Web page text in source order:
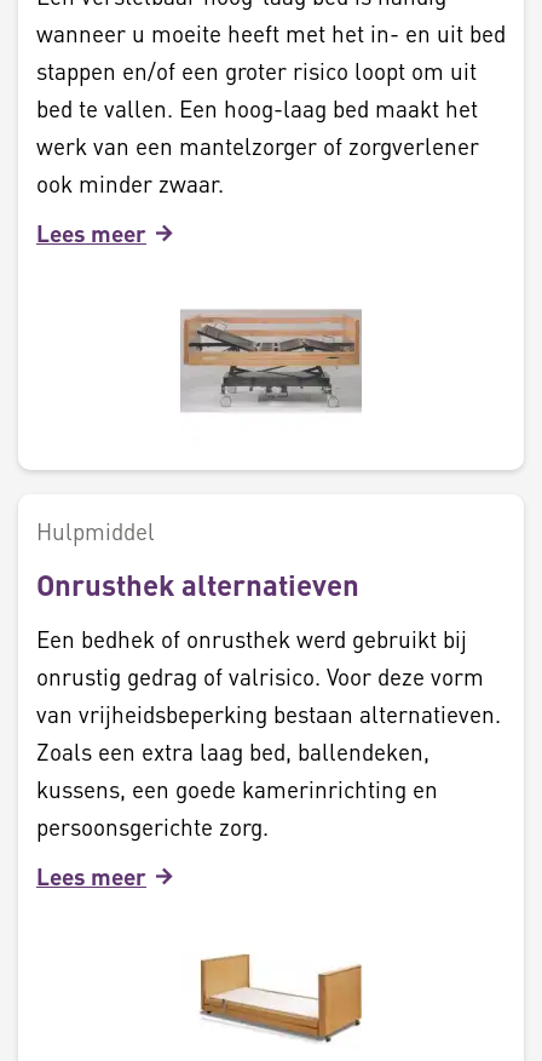
wanneer u moeite heeft met het in- en uit bed
stappen en/of een groter risico loopt om uit
bed te vallen. Een hoog-laag bed maakt het
werk van een mantelzorger of zorgverlener
ook minder zwaar.
Lees meer
Hulpmiddel
Onrusthek alternatieven
Een bedhek of onrusthek werd gebruikt bij
onrustig gedrag of valrisico. Voor deze vorm
van vrijheidsbeperking bestaan alternatieven.
Zoals een extra laag bed, ballendeken,
kussens, een goede kamerinrichting en
persoonsgerichte zorg.
Lees meer